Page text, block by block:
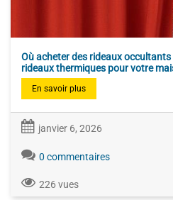
Où acheter des rideaux
rideaux thermiques pour votre
En savoir plus
janvier 6, 2026
0 commentaires
226 vues